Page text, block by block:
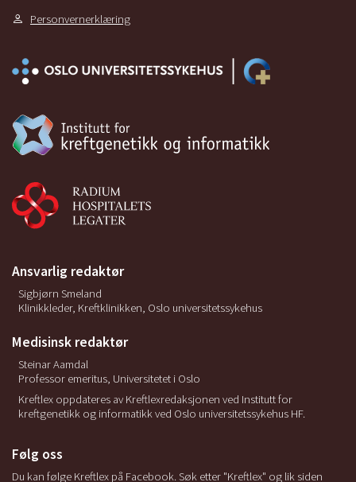
Personvernerklæring
Ansvarlig redaktør
Sigbjørn Smeland
Klinikkleder, Kreftklinikken, Oslo universitetssykehus
Medisinsk redaktør
Steinar Aamdal
Professor emeritus, Universitetet i Oslo
Kreftlex oppdateres av Kreftlexredaksjonen ved Institutt for
kreftgenetikk og informatikk ved Oslo universitetssykehus HF.
Følg oss
Du kan følge Kreftlex på Facebook. Søk etter "Kreftlex" og lik siden